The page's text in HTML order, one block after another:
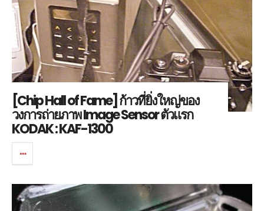
[Chip Hall of Fame] ก้าวที่ยิ่งใหญ่ของ
วงการถ่ายภาพ Image Sensor ตัวแรก
KODAK : KAF-1300